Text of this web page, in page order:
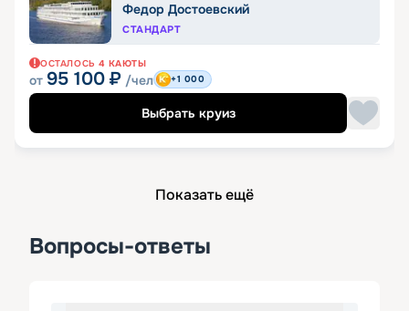
Федор Достоевский
СТАНДАРТ
ОСТАЛОСЬ 4 КАЮТЫ
от 95 100 ₽ /чел +1 000
Выбрать круиз
Показать ещё
Вопросы-ответы